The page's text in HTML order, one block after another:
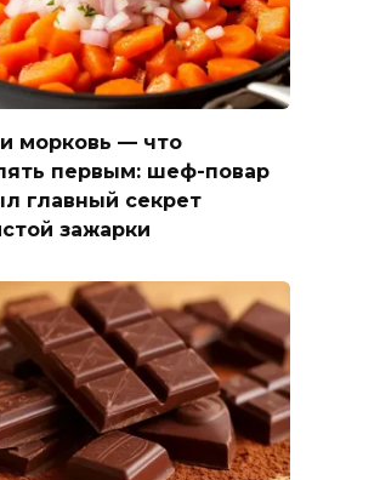
морковь — что
первым: шеф-повар
главный секрет
зажарки